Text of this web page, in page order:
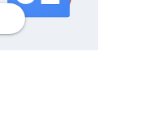
profilgoogle news